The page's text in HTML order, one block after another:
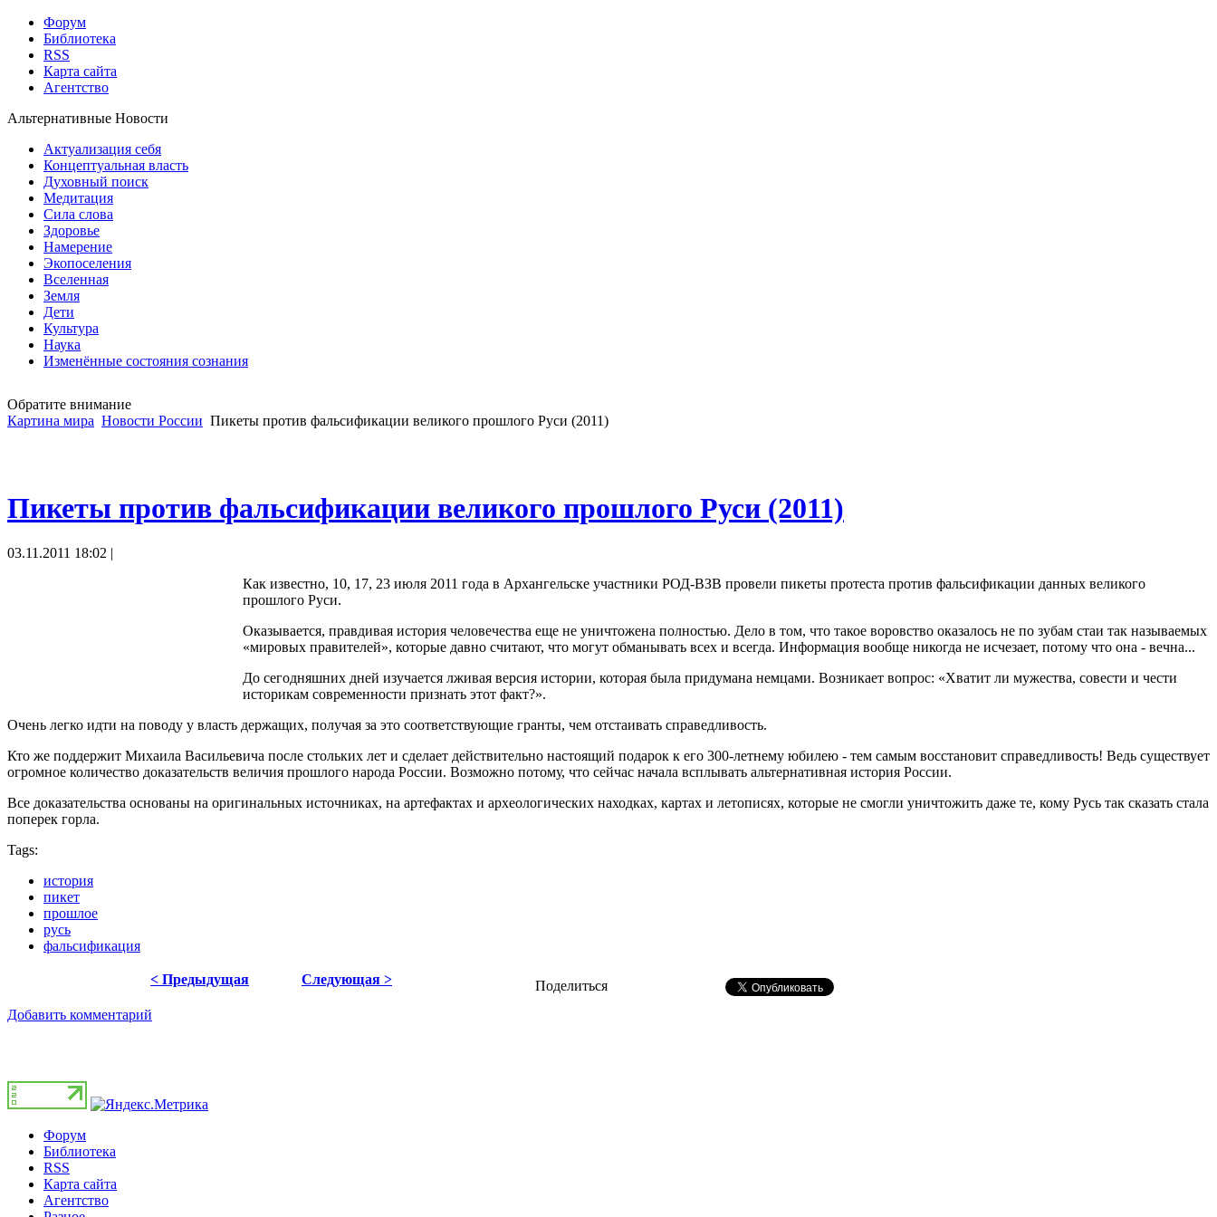
Форум
Библиотека
RSS
Карта сайта
Агентство
Альтернативные Новости
Актуализация себя
Концептуальная власть
Духовный поиск
Медитация
Сила слова
Здоровье
Намерение
Экопоселения
Вселенная
Земля
Дети
Культура
Наука
Изменённые состояния сознания
Обратите внимание
Картина мира Новости России Пикеты против фальсификации великого прошлого Руси (2011)
Пикеты против фальсификации великого прошлого Руси (2011)
03.11.2011 18:02 |
Как известно, 10, 17, 23 июля 2011 года в Архангельске участники РОД-ВЗВ провели пикеты протеста против фальсификации данных великого
прошлого Руси.
Оказывается, правдивая история человечества еще не уничтожена полностью. Дело в том, что такое воровство оказалось не по зубам стаи так называемых
«мировых правителей», которые давно считают, что могут обманывать всех и всегда. Информация вообще никогда не исчезает, потому что она - вечна...
До сегодняшних дней изучается лживая версия истории, которая была придумана немцами. Возникает вопрос: «Хватит ли мужества, совести и чести
историкам современности признать этот факт?».
Очень легко идти на поводу у власть держащих, получая за это соответствующие гранты, чем отстаивать справедливость.
Кто же поддержит Михаила Васильевича после стольких лет и сделает действительно настоящий подарок к его 300-летнему юбилею - тем самым восстановит справедливость! Ведь существует
огромное количество доказательств величия прошлого народа России. Возможно потому, что сейчас начала всплывать альтернативная история России.
Все доказательства основаны на оригинальных источниках, на артефактах и археологических находках, картах и летописях, которые не смогли уничтожить даже те, кому Русь так сказать стала
поперек горла.
Tags:
история
пикет
прошлое
русь
фальсификация
Поделиться
< Предыдущая Следующая >
Добавить комментарий
Форум
Библиотека
RSS
Карта сайта
Агентство